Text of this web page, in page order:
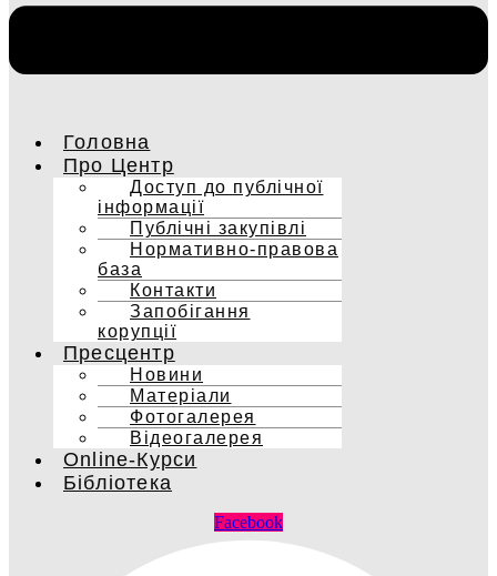
Головна
Про Центр
Доступ до публічної
інформації
Публічні закупівлі
Нормативно-правова
база
Контакти
Запобігання
корупції
Пресцентр
Новини
Матеріали
Фотогалерея
Відеогалерея
Online-Курси
Бібліотека
Facebook